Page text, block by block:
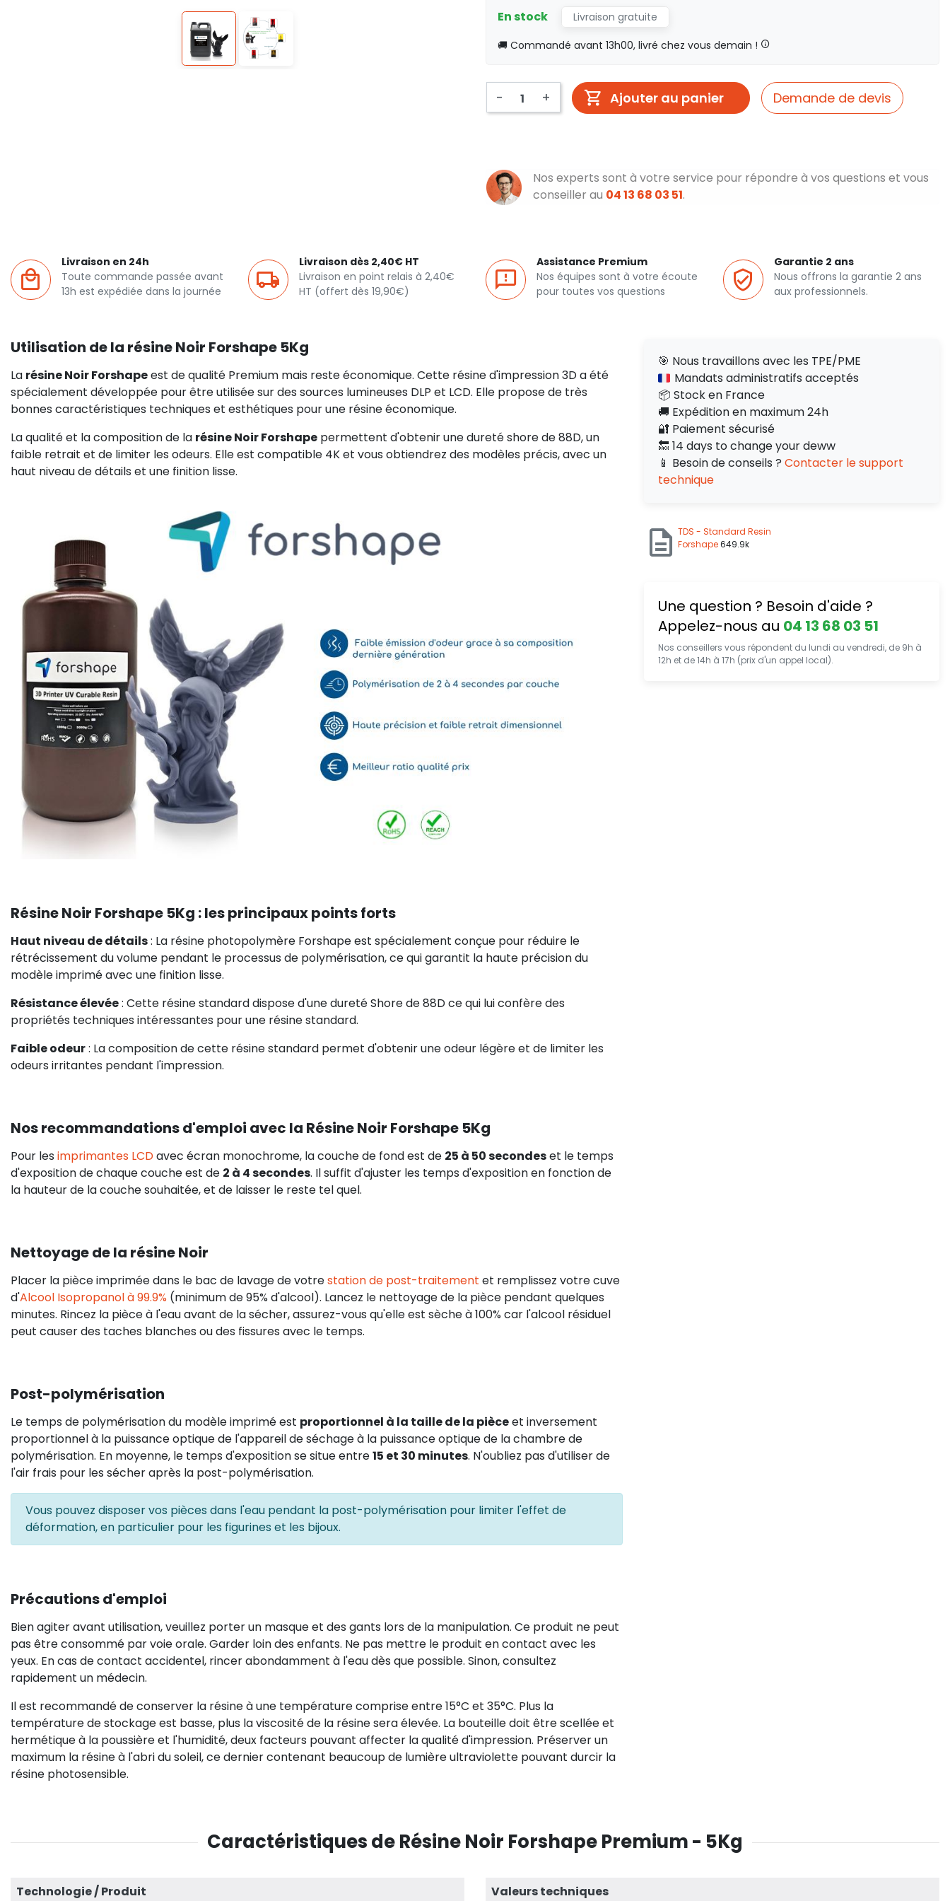
En stock
Livraison gratuite
🚚 Commandé avant 13h00, livré chez vous demain !
- + Ajouter au panier Demande de devis
Nos experts sont à votre service pour répondre à vos questions et vous
conseiller au 04 13 68 03 51.
Livraison en 24h
Toute commande passée avant
13h est expédiée dans la journée
Livraison dès 2,40€ HT
Livraison en point relais à 2,40€
HT (offert dès 19,90€)
Assistance Premium
Nos équipes sont à votre écoute
pour toutes vos questions
Garantie 2 ans
Nous offrons la garantie 2 ans
aux professionnels.
Utilisation de la résine Noir Forshape 5Kg
La résine Noir Forshapeest de qualité Premium mais reste économique. Cette résine d'impression 3D a été
spécialement développée pour être utilisée sur des sources lumineuses DLP et LCD. Elle propose de très
bonnes caractéristiques techniques et esthétiques pour une résine économique.
La qualité et la composition de la résine Noir Forshape permettent d'obtenir une dureté shore de 88D, un
faible retrait et de limiter les odeurs. Elle est compatible 4K et vous obtiendrez des modèles précis, avec un
haut niveau de détails et une finition lisse.
Résine Noir Forshape 5Kg : les principaux points forts
Haut niveau de détails: La résine photopolymère Forshape est spécialement conçue pour réduire le
rétrécissement du volume pendant le processus de polymérisation, ce qui garantit la haute précision du
modèle imprimé avec une finition lisse.
Résistance élevée: Cette résine standard dispose d'une dureté Shore de 88D ce qui lui confère des
propriétés techniques intéressantes pour une résine standard.
Faible odeur: La composition de cette résine standard permet d'obtenir une odeur légère et de limiter les
odeurs irritantes pendant l'impression.
Nos recommandations d'emploi avec la Résine Noir Forshape 5Kg
Pour les imprimantes LCDavec écran monochrome, la couche de fond est de 25 à 50 secondeset le temps
d'exposition de chaque couche est de 2 à 4 secondes. Il suffit d'ajuster les temps d'exposition en fonction de
la hauteur de la couche souhaitée, et de laisser le reste tel quel.
Nettoyage de la résine Noir
Placer la pièce imprimée dans le bac de lavage de votrestation de post-traitement et remplissez votre cuve
d'Alcool Isopropanol à 99.9% (minimum de 95% d'alcool). Lancez le nettoyage de la pièce pendant quelques
minutes. Rincez la pièce à l'eau avant de la sécher, assurez-vous qu'elle est sèche à 100% car l'alcool résiduel
peut causer des taches blanches ou des fissures avec le temps.
Post-polymérisation
Le temps de polymérisation du modèle imprimé est proportionnel à la taille de la pièceet inversement
proportionnel à la puissance optique de l'appareil de séchage à la puissance optique de la chambre de
polymérisation. En moyenne, le temps d'exposition se situe entre15 et 30 minutes. N'oubliez pas d'utiliser de
l'air frais pour les sécher après la post-polymérisation.
Vous pouvez disposer vos pièces dans l'eau pendant la post-polymérisation pour limiter l'effet de
déformation, en particulier pour les figurines et les bijoux.
Précautions d'emploi
Bien agiter avant utilisation, veuillez porter un masque et des gants lors de la manipulation. Ce produit ne peut
pas être consommé par voie orale. Garder loin des enfants. Ne pas mettre le produit en contact avec les
yeux. En cas de contact accidentel, rincer abondamment à l'eau dès que possible. Sinon, consultez
rapidement un médecin.
Il est recommandé de conserver la résine à une température comprise entre 15°C et 35°C. Plus la
température de stockage est basse, plus la viscosité de la résine sera élevée. La bouteille doit être scellée et
hermétique à la poussière et l'humidité, deux facteurs pouvant affecter la qualité d'impression. Préserver un
maximum la résine à l'abri du soleil, ce dernier contenant beaucoup de lumière ultraviolette pouvant durcir la
résine photosensible.
🎯 Nous travaillons avec les TPE/PME
Mandats administratifs acceptés
📦 Stock en France
🚚 Expédition en maximum 24h
🔐 Paiement sécurisé
🔙 14 days to change your deww
📱 Besoin de conseils ? Contacter le support
technique
TDS - Standard Resin
Forshape649.9k
Une question ? Besoin d'aide ?
Appelez-nous au 04 13 68 03 51
Nos conseillers vous répondent du lundi au vendredi, de 9h à
12h et de 14h à 17h (prix d'un appel local).
Caractéristiques de Résine Noir Forshape Premium - 5Kg
Technologie / Produit Valeurs techniques